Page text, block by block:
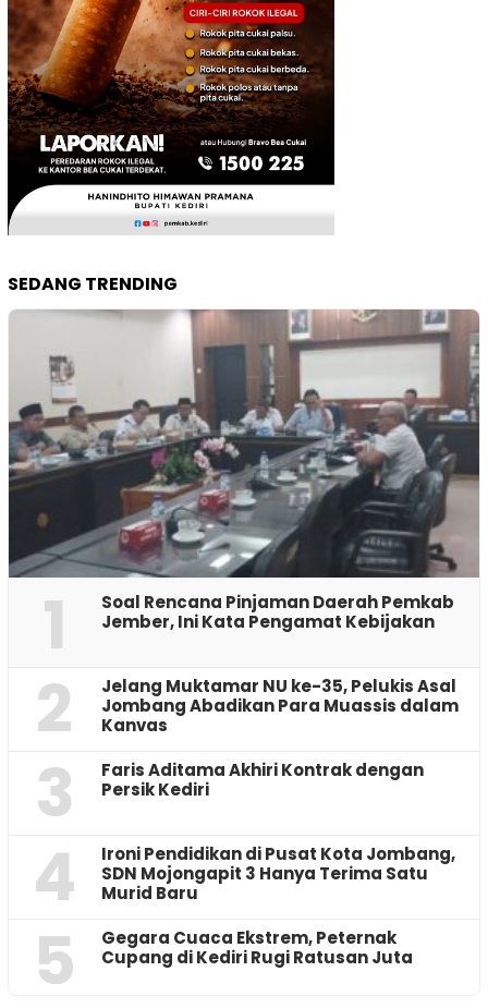
SEDANG TRENDING
1
‎Soal Rencana Pinjaman Daerah Pemkab
Jember, Ini Kata Pengamat Kebijakan ‎
2
Jelang Muktamar NU ke-35, Pelukis Asal
Jombang Abadikan Para Muassis dalam
Kanvas
3
Faris Aditama Akhiri Kontrak dengan
Persik Kediri
4
Ironi Pendidikan di Pusat Kota Jombang,
SDN Mojongapit 3 Hanya Terima Satu
Murid Baru
5
‎Gegara Cuaca Ekstrem, Peternak
Cupang di Kediri Rugi Ratusan Juta